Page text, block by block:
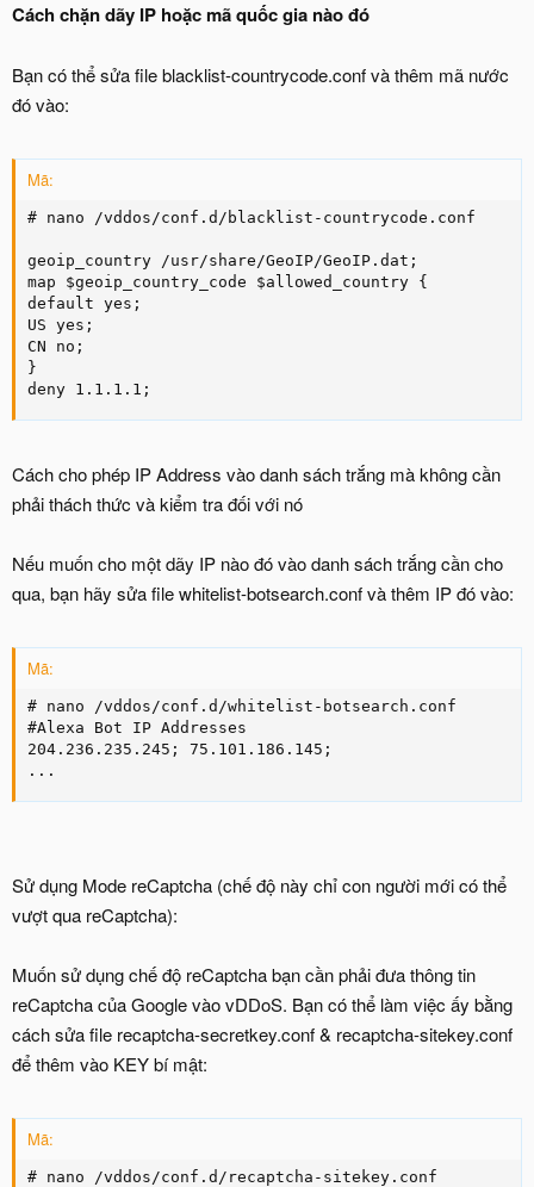
Cách chặn dãy IP hoặc mã quốc gia nào đó
Bạn có thể sửa file blacklist-countrycode.conf và thêm mã nước
đó vào:
Mã:
# nano /vddos/conf.d/blacklist-countrycode.conf
geoip_country /usr/share/GeoIP/GeoIP.dat;
map $geoip_country_code $allowed_country {
default yes;
US yes;
CN no;
}
deny 1.1.1.1;
Cách cho phép IP Address vào danh sách trắng mà không cần
phải thách thức và kiểm tra đối với nó
Nếu muốn cho một dãy IP nào đó vào danh sách trắng cần cho
qua, bạn hãy sửa file whitelist-botsearch.conf và thêm IP đó vào:
Mã:
# nano /vddos/conf.d/whitelist-botsearch.conf
#Alexa Bot IP Addresses
204.236.235.245; 75.101.186.145;
...
Sử dụng Mode reCaptcha (chế độ này chỉ con người mới có thể
vượt qua reCaptcha):
Muốn sử dụng chế độ reCaptcha bạn cần phải đưa thông tin
reCaptcha của Google vào vDDoS. Bạn có thể làm việc ấy bằng
cách sửa file recaptcha-secretkey.conf & recaptcha-sitekey.conf
để thêm vào KEY bí mật:
Mã:
# nano /vddos/conf.d/recaptcha-sitekey.conf